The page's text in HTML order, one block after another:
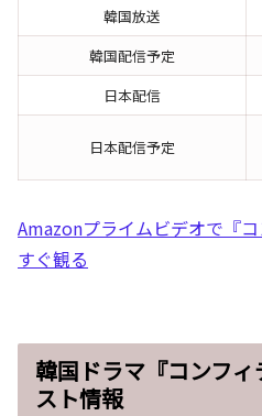
韓国放送
韓国配信予定
日本配信
日本配信予定
Amazonプライムビデオで『
すぐ観る
韓国ドラマ『コンフ
スト情報